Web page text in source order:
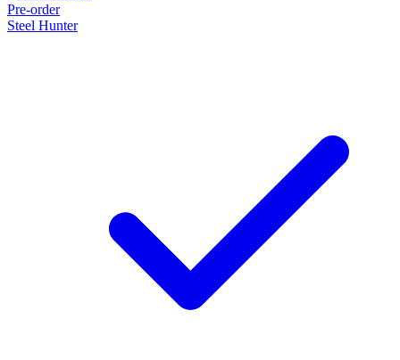
Pre-order
Steel Hunter